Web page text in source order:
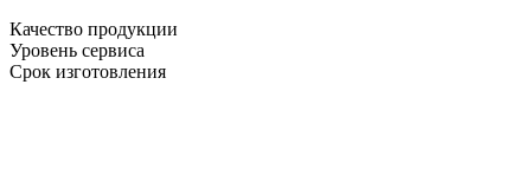
Качество продукции
Уровень сервиса
Срок изготовления